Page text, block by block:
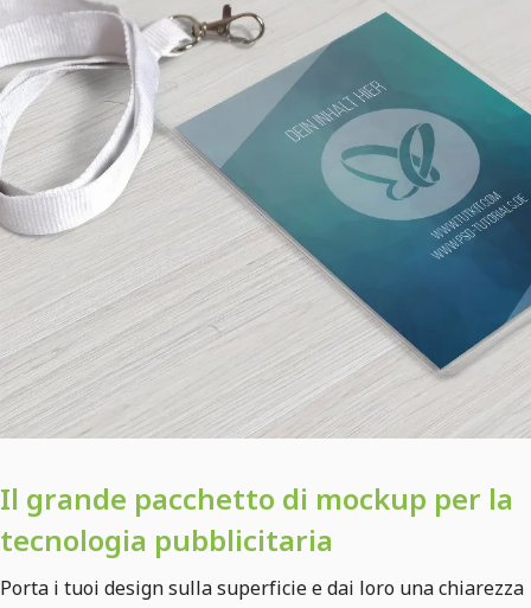
Il grande pacchetto di mockup per la
tecnologia pubblicitaria
Porta i tuoi design sulla superficie e dai loro una chiarezza